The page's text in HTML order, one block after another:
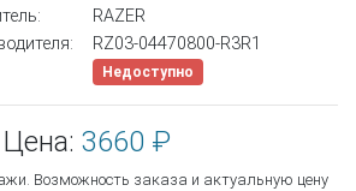
RAZER
RZ03-04470800-R3R1
Недоступно
Цена: 3660 ₽
Возможность заказа и актуальную цену